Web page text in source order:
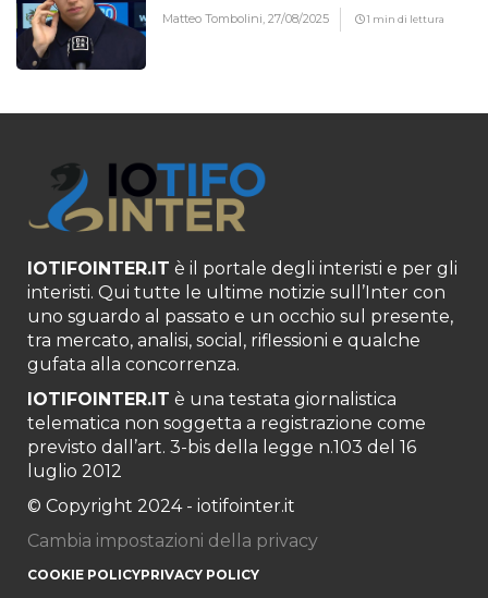
Matteo Tombolini,27/08/2025 1 min di lettura
IOTIFOINTER.IT è il portale degli interisti e per gli
interisti. Qui tutte le ultime notizie sull’Inter con
uno sguardo al passato e un occhio sul presente,
tra mercato, analisi, social, riflessioni e qualche
gufata alla concorrenza.
IOTIFOINTER.IT è una testata giornalistica
telematica non soggetta a registrazione come
previsto dall’art. 3-bis della legge n.103 del 16
luglio 2012
© Copyright 2024 - iotifointer.it
Cambia impostazioni della privacy
COOKIE POLICYPRIVACY POLICY